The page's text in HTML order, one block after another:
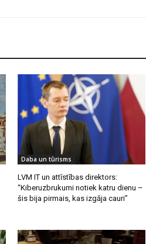
Daba un tūrisms
LVM IT un attīstības direktors:
“Kiberuzbrukumi notiek katru dienu –
šis bija pirmais, kas izgāja cauri”